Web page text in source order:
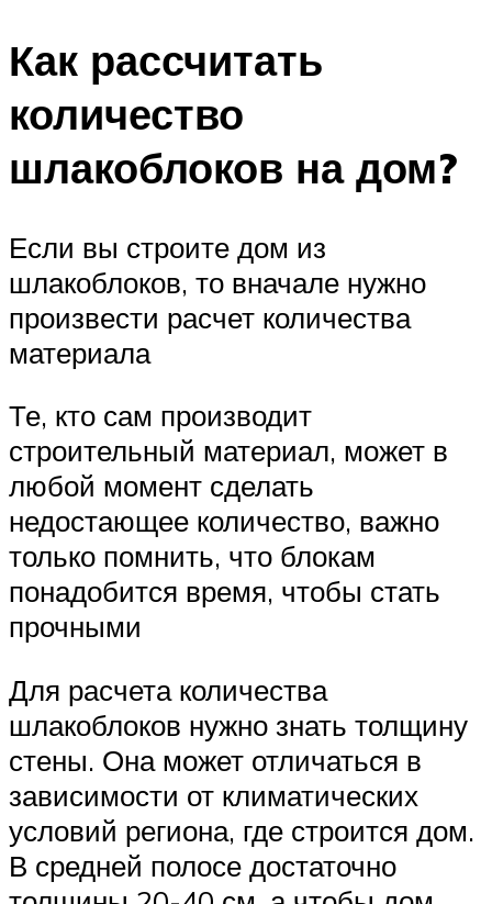
Как рассчитать
количество
шлакоблоков на дом?
Если вы строите дом из
шлакоблоков, то вначале нужно
произвести расчет количества
материала
Те, кто сам производит
строительный материал, может в
любой момент сделать
недостающее количество, важно
только помнить, что блокам
понадобится время, чтобы стать
прочными
Для расчета количества
шлакоблоков нужно знать толщину
стены. Она может отличаться в
зависимости от климатических
условий региона, где строится дом.
В средней полосе достаточно